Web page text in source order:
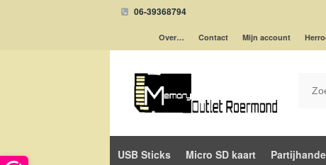
06-39368794
Over… Contact Mijn account
USB Sticks Micro SD kaart